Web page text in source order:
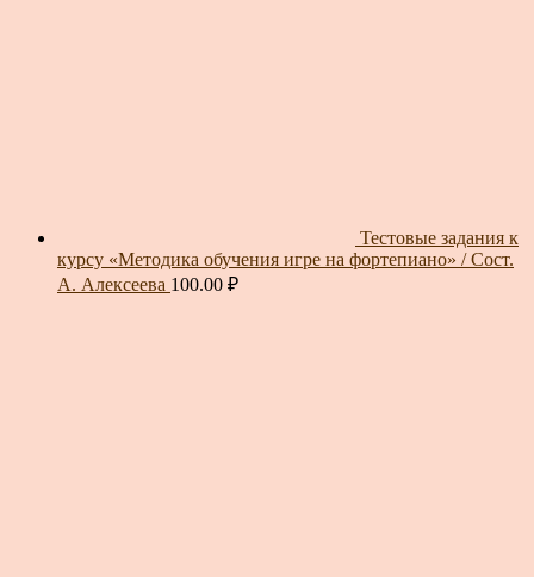
Тестовые задания к
курсу «Методика обучения игре на фортепиано» / Сост.
А. Алексеева 100.00 ₽